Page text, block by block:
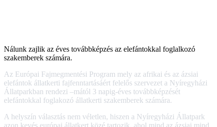
Nálunk zajlik az éves továbbképzés az elefántokkal foglalkozó
szakemberek számára.
Az Európai Fajmegmentési Program mely az afrikai és az ázsiai
elefántok állatkerti fajfenntartásáért felelős szervezet a Nyíregyházi
Állatparkban rendezi –mától 3 napig-éves továbbképzését
elefántokkal foglakozó állatkerti szakemberek számára.
A helyszín választás nem véletlen, hiszen a Nyíregyházi Állatpark
azon kevés európai állatkert közé tartozik, ahol mind az ázsiai mind